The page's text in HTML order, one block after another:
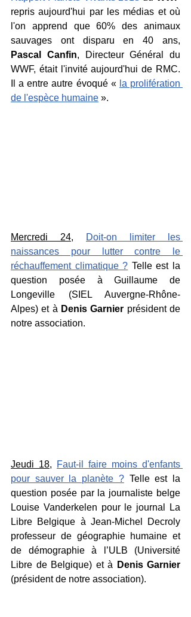
repris aujourd'hui par les médias et où
l'on apprend que 60% des animaux
Pascal Canfin, Directeur Général du
WWF, était l'invité aujourd'hui de RMC.
Il a entre autre évoqué « la prolifération
de l'espèce humaine ».
Mercredi 24,
Doit-on limiter les
naissances pour lutter contre le
réchauffement climatique ? Telle est la
question posée à Guillaume de
Longeville (SIEL Auvergne-Rhône-
Alpes) et à Denis Garnier président de
notre association.
Jeudi 18,
Faut-il faire moins d'enfants
pour sauver la planète ? Telle est la
question posée par la journaliste belge
Louise Vanderkelen pour le journal La
Libre Belgique à Jean-Michel Decroly
professeur de géographie humaine et
de démographie à l’ULB (Université
Libre de Belgique) et à
Denis Garnier
(président de notre association).